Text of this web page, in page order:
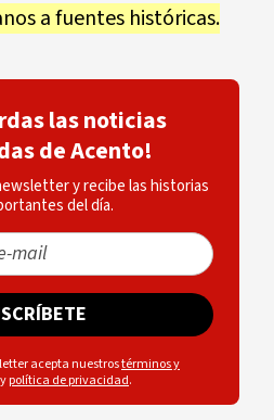
a fuentes históricas.
las noticias
de Acento!
y recibe las historias
del día.
acepta nuestrostérminos y
ypolítica de privacidad.